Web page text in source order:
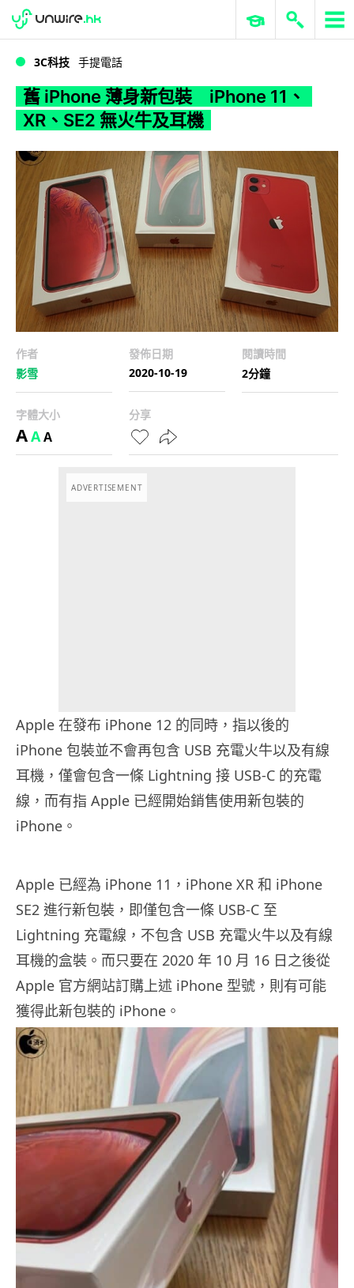
WWDC 2026 ERP 與商業 AI
3C科技 手提電話
舊 iPhone 薄身新包裝 iPhone 11、
XR、SE2 無火牛及耳機
作者
影雪
發佈日期
2020-10-19
閱讀時間
2分鐘
字體大小
AAA
分享
ADVERTISEMENT
Apple 在發布 iPhone 12 的同時，指以後的
iPhone 包裝並不會再包含 USB 充電火牛以及有線
耳機，僅會包含一條 Lightning 接 USB-C 的充電
線，而有指 Apple 已經開始銷售使用新包裝的
iPhone。
Apple 已經為 iPhone 11，iPhone XR 和 iPhone
SE2 進行新包裝，即僅包含一條 USB-C 至
Lightning 充電線，不包含 USB 充電火牛以及有線
耳機的盒裝。而只要在 2020 年 10 月 16 日之後從
Apple 官方網站訂購上述 iPhone 型號，則有可能
獲得此新包裝的 iPhone。